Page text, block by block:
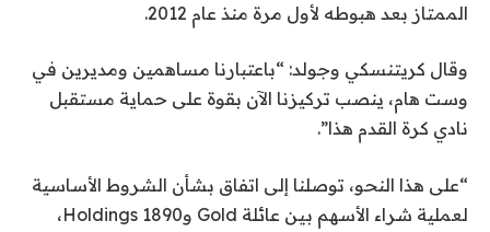
الممتاز بعد هبوطه لأول مرة منذ عام 2012.
وقال كريتنسكي وجولد: “باعتبارنا مساهمين ومديرين في
وست هام، ينصب تركيزنا الآن بقوة على حماية مستقبل
نادي كرة القدم هذا”.
“على هذا النحو، توصلنا إلى اتفاق بشأن الشروط الأساسية
لعملية شراء الأسهم بين عائلة Gold و1890 Holdings،